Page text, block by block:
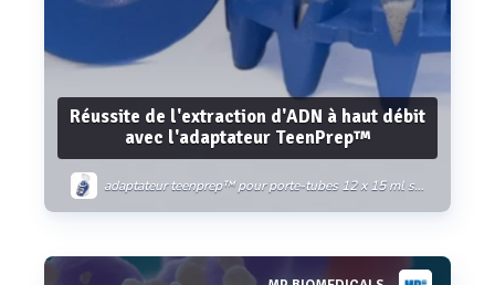
Réussite de l'extraction d'ADN à haut débit
avec l'adaptateur TeenPrep™
adaptateur teenprep™ pour porte-tubes 12 x 15 ml sur fastprep-24